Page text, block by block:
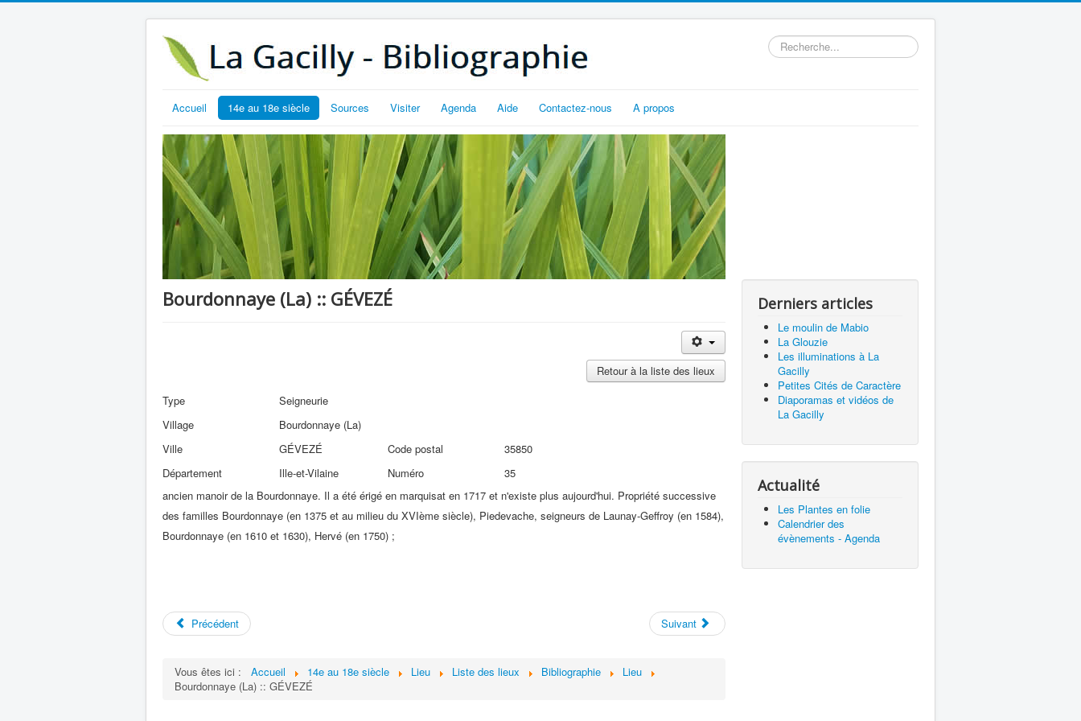
Rechercher
Accueil 14e au 18e siècle Sources Visiter Agenda Aide Contactez-nous A propos
Bourdonnaye (La) :: GÉVEZÉ
Retour à la liste des lieux
Type
Seigneurie
Village
Bourdonnaye (La)
Ville
GÉVEZÉ Code postal
35850
Département
Ille-et-Vilaine Numéro
35
ancien manoir de la Bourdonnaye. Il a été érigé en marquisat en 1717 et n'existe plus aujourd'hui. Propriété successive
des familles Bourdonnaye (en 1375 et au milieu du XVIème siècle), Piedevache, seigneurs de Launay-Geffroy (en 1584),
Bourdonnaye (en 1610 et 1630), Hervé (en 1750) ;
Précédent Suivant
Vous êtes ici : Accueil 14e au 18e siècle Lieu Liste des lieux Bibliographie
Lieu
Bourdonnaye (La) :: GÉVEZÉ
Derniers articles
Le moulin de Mabio
La Glouzie
Les illuminations à La
Gacilly
Petites Cités de Caractère
Diaporamas et vidéos de
La Gacilly
Actualité
Les Plantes en folie
Calendrier des
évènements - Agenda